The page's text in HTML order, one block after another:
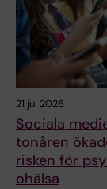
21 jul 2026
Sociala
tonåren
risken för
ohälsa